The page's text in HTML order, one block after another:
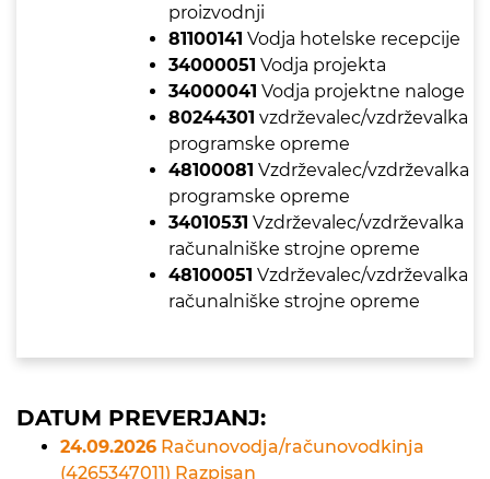
proizvodnji
81100141 Vodja hotelske recepcije
34000051 Vodja projekta
34000041 Vodja projektne naloge
80244301 vzdrževalec/vzdrževalka
programske opreme
48100081 Vzdrževalec/vzdrževalka
programske opreme
34010531 Vzdrževalec/vzdrževalka
računalniške strojne opreme
48100051 Vzdrževalec/vzdrževalka
računalniške strojne opreme
DATUM PREVERJANJ:
24.09.2026 Računovodja/računovodkinja
(4265347011) Razpisan